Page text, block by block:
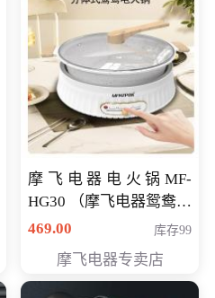
摩飞电器电火锅MF-
HG30 （摩飞电器鸳鸯锅
MF-HG30 ） 会员专享价
469.00 库存99
摩飞电器专卖店